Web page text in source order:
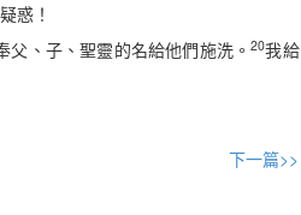
惑！
父、子、聖靈的名給他們施洗。20我給
下一篇>>